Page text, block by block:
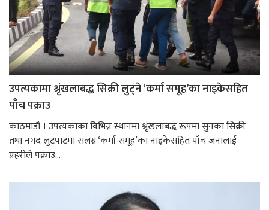
उपत्यकामा श्रृंखलाबद्ध सिक्री लुट्ने ‘कर्मा समूह’का नाइकेसहित
पाँच पक्राउ
काठमाडौं । उपत्यकाका विभिन्न स्थानमा श्रृंखलाबद्ध रूपमा सुनका सिक्री
तथा नगद लुटपाटमा संलग्न ‘कर्मा समूह’का नाइकेसहित पाँच जनालाई
प्रहरीले पक्राउ...